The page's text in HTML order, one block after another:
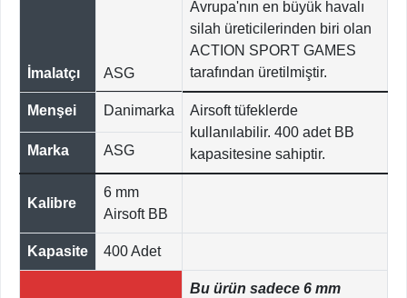
İmalatçı ASG
Avrupa'nın en büyük havalı
silah üreticilerinden biri olan
ACTION SPORT GAMES
tarafından üretilmiştir.
Menşei Danimarka
Airsoft tüfeklerde
kullanılabilir. 400 adet BB
kapasitesine sahiptir.
Marka ASG
Kalibre
6 mm
Airsoft BB
Kapasite 400 Adet
Bu ürün sadece 6 mm